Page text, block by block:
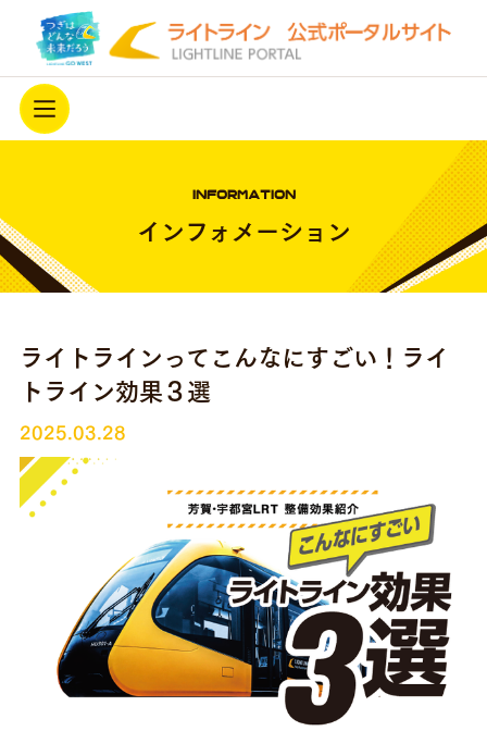
駅西側延伸
ライトラインを応援する
開業3周年キャンペーン中！
プライバシーポリシー
INFORMATION
インフォメーション
ライトラインってこんなにすごい！ライ
トライン効果３選
2025.03.28